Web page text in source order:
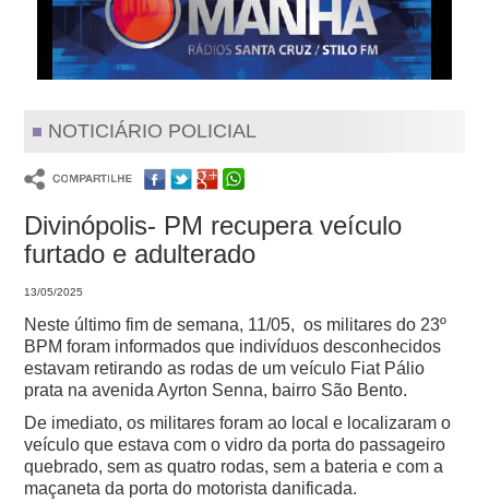
NOTICIÁRIO POLICIAL
Divinópolis- PM recupera veículo
furtado e adulterado
13/05/2025
Neste último fim de semana, 11/05, os militares do 23º
BPM foram informados que indivíduos desconhecidos
estavam retirando as rodas de um veículo Fiat Pálio
prata na avenida Ayrton Senna, bairro São Bento.
De imediato, os militares foram ao local e localizaram o
veículo que estava com o vidro da porta do passageiro
quebrado, sem as quatro rodas, sem a bateria e com a
maçaneta da porta do motorista danificada.